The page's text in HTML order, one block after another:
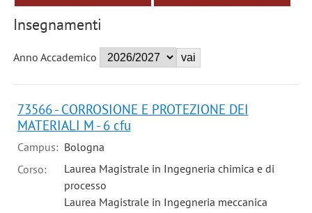
Insegnamenti
Anno Accademico
73566 - CORROSIONE E PROTEZIONE DEI
MATERIALI M - 6 cfu
Campus: Bologna
Corso:
Laurea Magistrale in Ingegneria chimica e di
processo
Laurea Magistrale in Ingegneria meccanica